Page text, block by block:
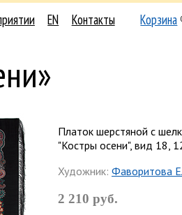
EN Контакты Корзина
Платок шерстяной с
"Костры осени", вид 18,
Художник: Фаворитова
2 210 руб.